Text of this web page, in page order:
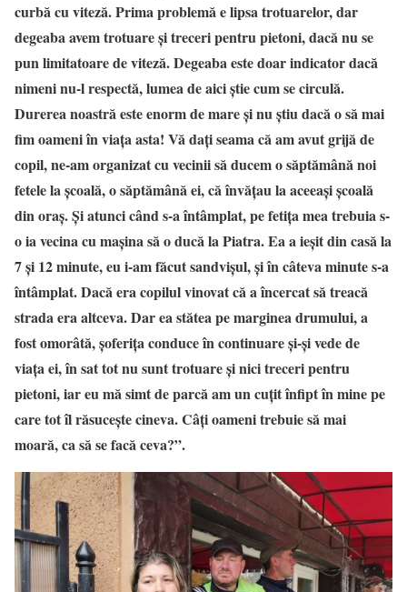
curbă cu viteză. Prima problemă e lipsa trotuarelor, dar
degeaba avem trotuare și treceri pentru pietoni, dacă nu se
pun limitatoare de viteză. Degeaba este doar indicator dacă
nimeni nu-l respectă, lumea de aici știe cum se circulă.
Durerea noastră este enorm de mare și nu știu dacă o să mai
fim oameni în viața asta! Vă dați seama că am avut grijă de
copil, ne-am organizat cu vecinii să ducem o săptămână noi
fetele la școală, o săptămână ei, că învățau la aceeași școală
din oraș. Și atunci când s-a întâmplat, pe fetița mea trebuia s-
o ia vecina cu mașina să o ducă la Piatra. Ea a ieșit din casă la
7 și 12 minute, eu i-am făcut sandvișul, și în câteva minute s-a
întâmplat. Dacă era copilul vinovat că a încercat să treacă
strada era altceva. Dar ea stătea pe marginea drumului, a
fost omorâtă, șoferița conduce în continuare și-și vede de
viața ei, în sat tot nu sunt trotuare și nici treceri pentru
pietoni, iar eu mă simt de parcă am un cuțit înfipt în mine pe
care tot îl răsucește cineva. Câți oameni trebuie să mai
moară, ca să se facă ceva?”.